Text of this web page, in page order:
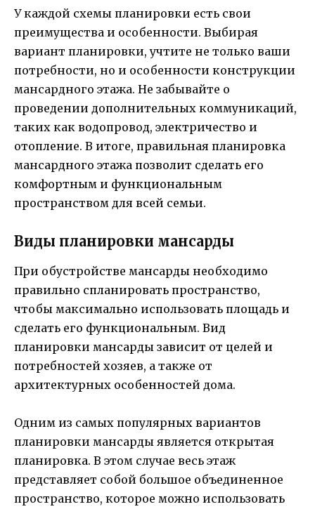
У каждой схемы планировки есть свои
преимущества и особенности. Выбирая
вариант планировки, учтите не только ваши
потребности, но и особенности конструкции
мансардного этажа. Не забывайте о
проведении дополнительных коммуникаций,
таких как водопровод, электричество и
отопление. В итоге, правильная планировка
мансардного этажа позволит сделать его
комфортным и функциональным
пространством для всей семьи.
Виды планировки мансарды
При обустройстве мансарды необходимо
правильно спланировать пространство,
чтобы максимально использовать площадь и
сделать его функциональным. Вид
планировки мансарды зависит от целей и
потребностей хозяев, а также от
архитектурных особенностей дома.
Одним из самых популярных вариантов
планировки мансарды является открытая
планировка. В этом случае весь этаж
представляет собой большое объединенное
пространство, которое можно использовать